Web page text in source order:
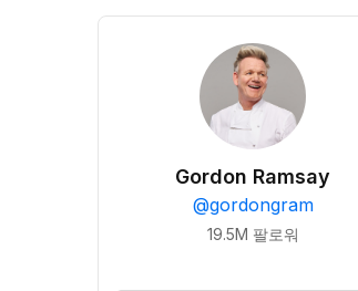
Gordon Ramsay
@gordongram
19.5M 팔로워